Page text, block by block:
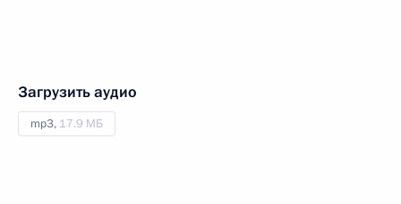
Загрузить аудио
mp3, 17.9 МБ